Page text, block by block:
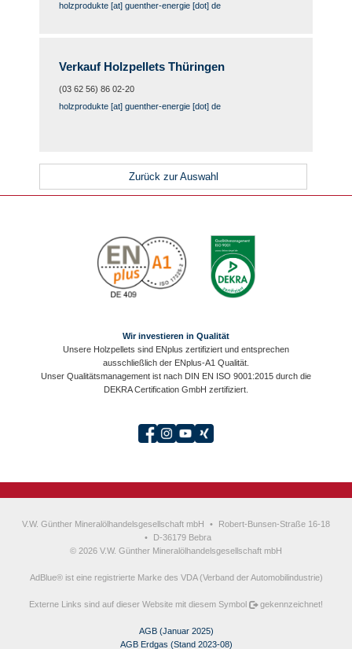
holzprodukte [at] guenther-energie [dot] de
Verkauf Holzpellets Thüringen
(03 62 56) 86 02-20
holzprodukte [at] guenther-energie [dot] de
Zurück zur Auswahl
Wir investieren in Qualität
Unsere Holzpellets sind ENplus zertifiziert und entsprechen
ausschließlich der ENplus-A1 Qualität.
Unser Qualitätsmanagement ist nach DIN EN ISO 9001:2015 durch die
DEKRA Certification GmbH zertifiziert.
V.W. Günther Mineralölhandelsgesellschaft mbH •
Robert-Bunsen-Straße 16-18
•
D-36179 Bebra
© 2026 V.W. Günther Mineralölhandelsgesellschaft mbH
AdBlue® ist eine registrierte Marke des VDA (Verband der Automobilindustrie)
Externe Links sind auf dieser Website mit diesem Symbol gekennzeichnet!
AGB (Januar 2025)
AGB Erdgas (Stand 2023-08)